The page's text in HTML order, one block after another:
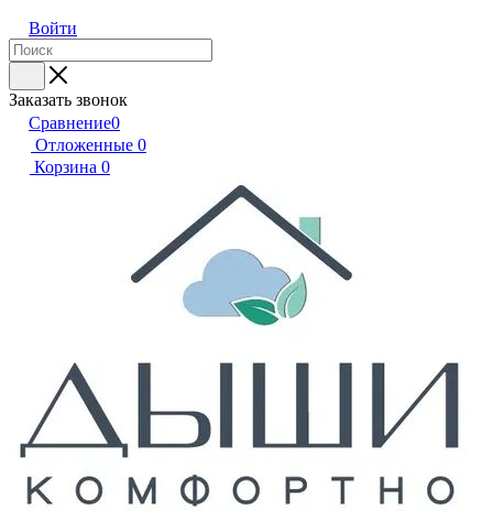
Войти
Заказать звонок
Сравнение0
Отложенные 0
Корзина 0